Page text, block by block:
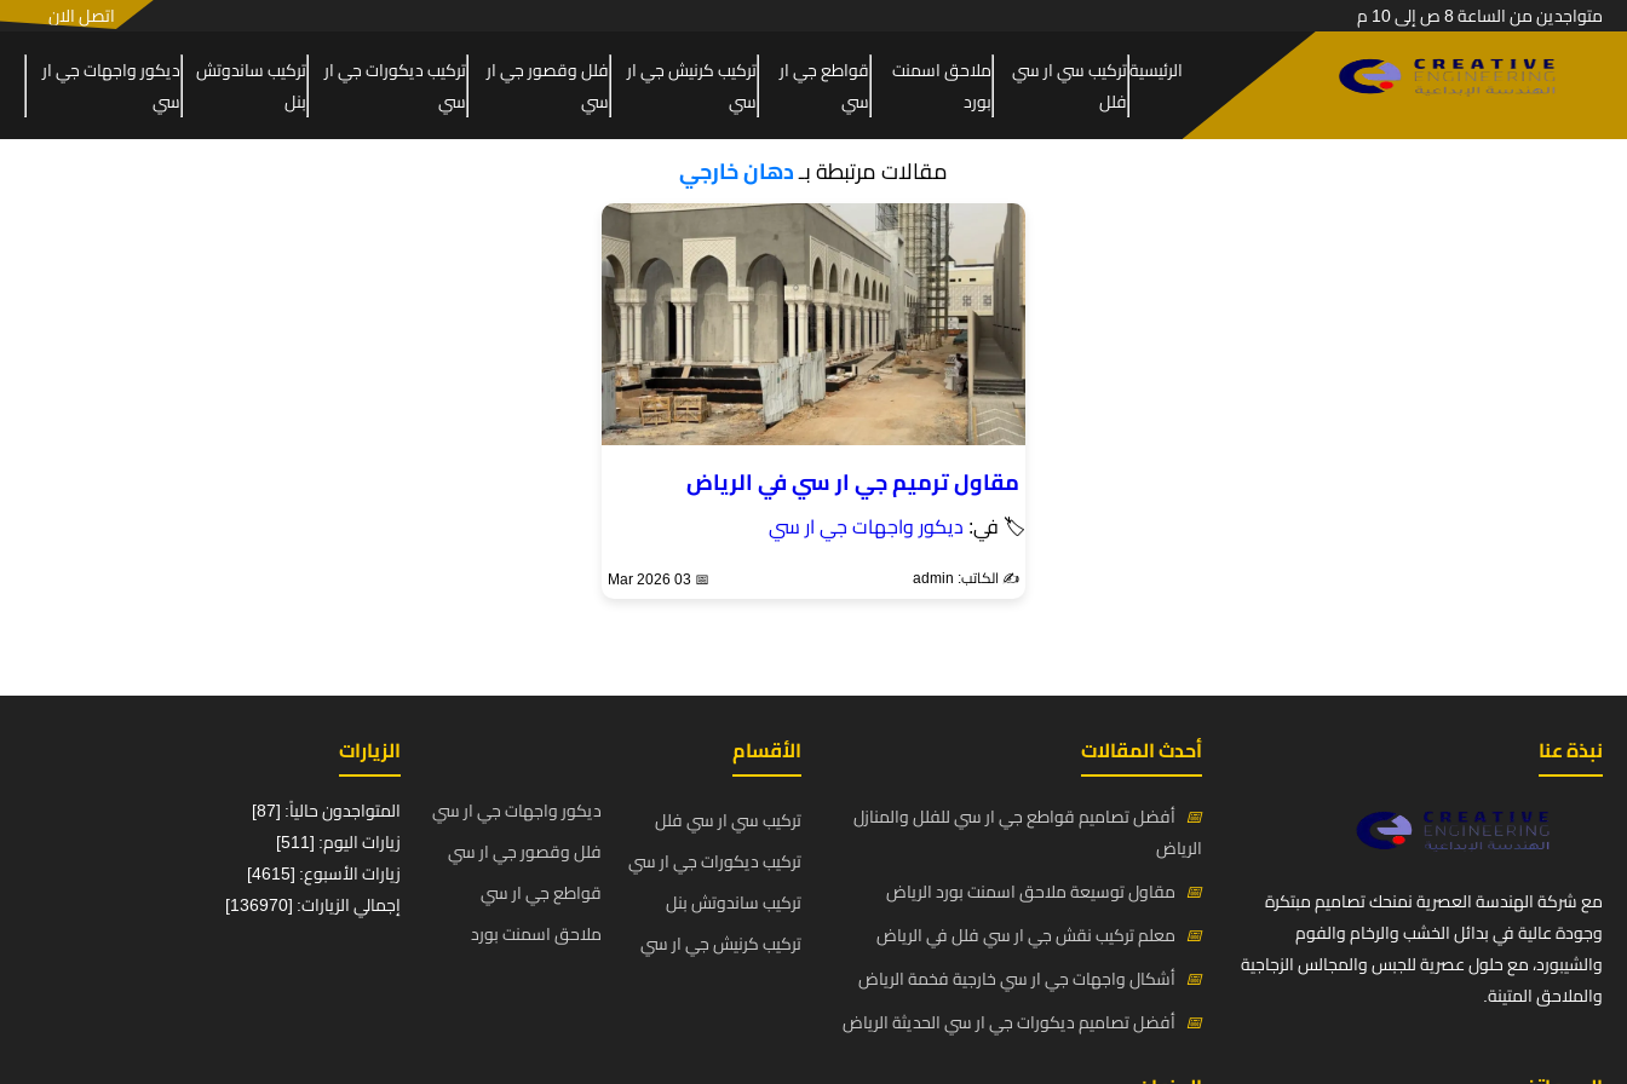
متواجدين من الساعة 8 ص إلى 10 م
اتصل الان
الرئيسيةتركيب سي ار سي
فلل
ملاحق اسمنت
بورد
قواطع جي ار
سي
تركيب كرنيش جي ار
سي
فلل وقصور جي ار
سي
تركيب ديكورات جي ار
سي
تركيب ساندوتش
بنل
ديكور واجهات جي ار
سي
مقالات مرتبطة بـدهان خارجي
مقاول ترميم جي ار سي في الرياض
🏷 في: ديكور واجهات جي ار سي
✍️ الكاتب: admin 📅 03 Mar 2026
نبذة عنا
مع شركة الهندسة العصرية نمنحك تصاميم مبتكرة
وجودة عالية في بدائل الخشب والرخام والفوم
والشيبورد، مع حلول عصرية للجبس والمجالس الزجاجية
والملاحق المتينة.
أحدث المقالات
📅 أفضل تصاميم قواطع جي ار سي للفلل والمنازل
الرياض
📅 مقاول توسيعة ملاحق اسمنت بورد الرياض
📅 معلم تركيب نقش جي ار سي فلل في الرياض
📅 أشكال واجهات جي ار سي خارجية فخمة الرياض
📅 أفضل تصاميم ديكورات جي ار سي الحديثة الرياض
الأقسام
تركيب سي ار سي فلل
تركيب ديكورات جي ار سي
تركيب ساندوتش بنل
تركيب كرنيش جي ار سي
ديكور واجهات جي ار سي
فلل وقصور جي ار سي
قواطع جي ار سي
ملاحق اسمنت بورد
الزيارات
المتواجدون حالياً: [87]
زيارات اليوم: [511]
زيارات الأسبوع: [4615]
إجمالي الزيارات: [136970]